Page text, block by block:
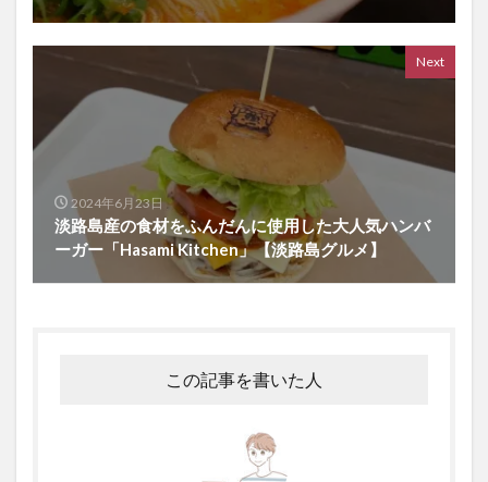
Next
2024年6月23日
淡路島産の食材をふんだんに使用した大人気ハンバ
ーガー「Hasami Kitchen」【淡路島グルメ】
この記事を書いた人